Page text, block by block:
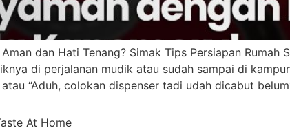
dan Hati Tenang? Simak Tips Persiapan
di perjalanan mudik atau sudah sampai di
atau “Aduh, colokan dispenser tadi udah dicabut
At Home